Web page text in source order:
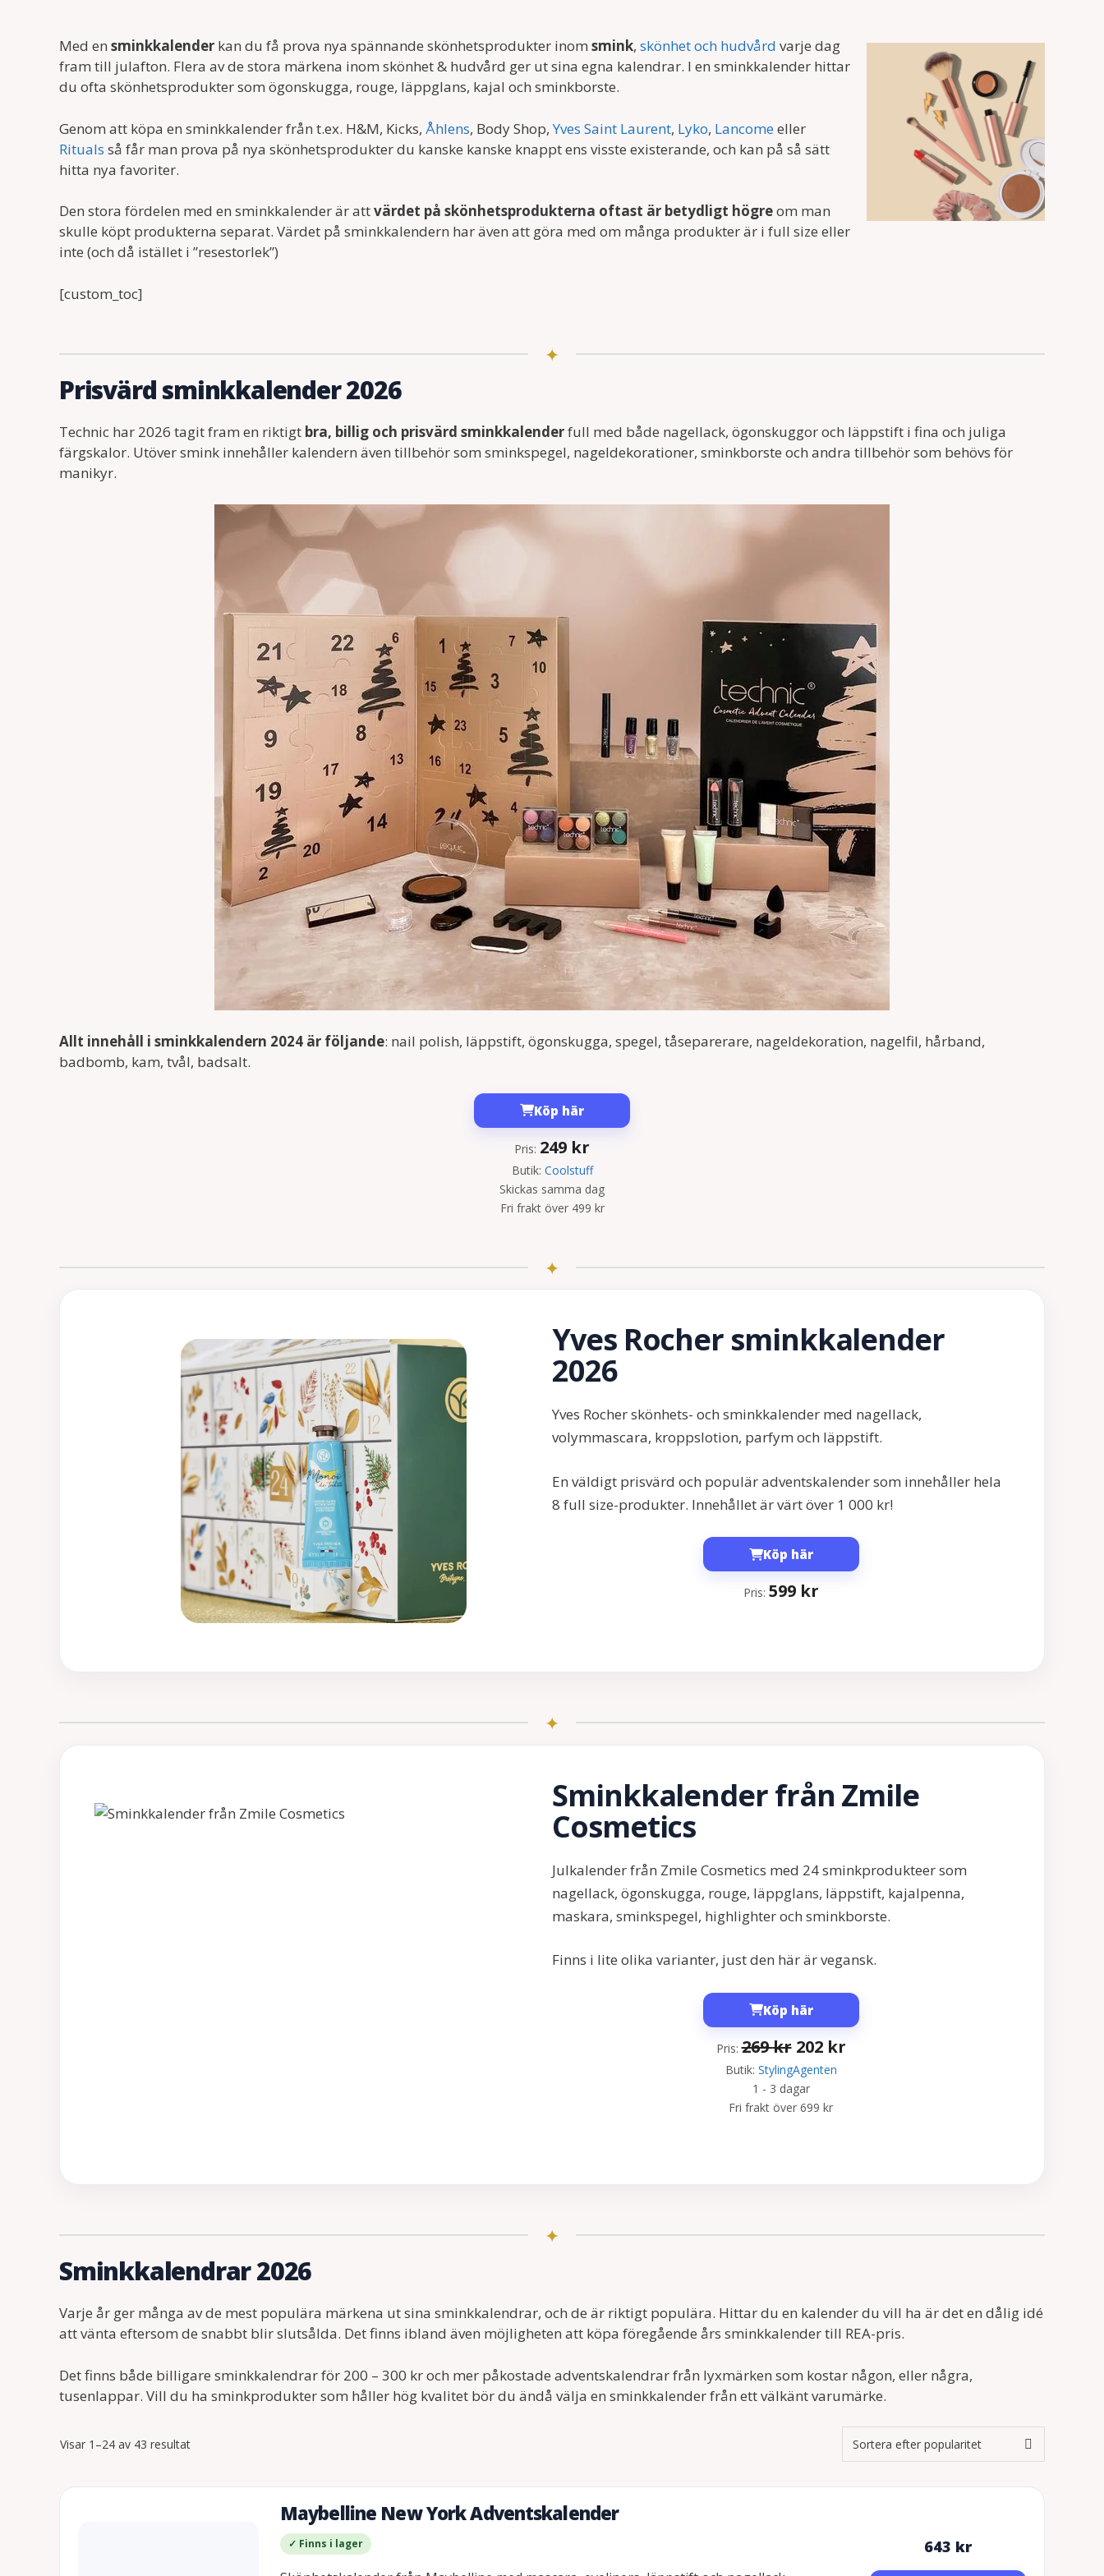
Med en sminkkalender kan du få prova nya spännande skönhetsprodukter inom smink, skönhet och hudvård varje dag
fram till julafton. Flera av de stora märkena inom skönhet & hudvård ger ut sina egna kalendrar. I en sminkkalender hittar
du ofta skönhetsprodukter som ögonskugga, rouge, läppglans, kajal och sminkborste.
Genom att köpa en sminkkalender från t.ex. H&M, Kicks, Åhlens, Body Shop,Yves Saint Laurent, Lyko, Lancomeeller
Rituals så får man prova på nya skönhetsprodukter du kanske kanske knappt ens visste existerande, och kan på så sätt
hitta nya favoriter.
Den stora fördelen med en sminkkalender är attvärdet på skönhetsprodukterna oftast är betydligt högreom man
skulle köpt produkterna separat. Värdet på sminkkalendern har även att göra med om många produkter är i full size eller
inte (och då istället i ”resestorlek”)
[custom_toc]
Prisvärd sminkkalender 2026
Technic har 2026 tagit fram en riktigt bra, billig och prisvärd sminkkalenderfull med både nagellack, ögonskuggor och läppstift i fina och juliga
färgskalor. Utöver smink innehåller kalendern även tillbehör som sminkspegel, nageldekorationer, sminkborste och andra tillbehör som behövs för
manikyr.
Allt innehåll i sminkkalendern 2024 är följande: nail polish, läppstift, ögonskugga, spegel, tåseparerare, nageldekoration, nagelfil, hårband,
badbomb, kam, tvål, badsalt.
Köp här
Pris: 249 kr
Butik: Coolstuff
Skickas samma dag
Fri frakt över 499 kr
Yves Rocher sminkkalender
2026
Yves Rocher skönhets- och sminkkalender med nagellack,
volymmascara, kroppslotion, parfym och läppstift.
En väldigt prisvärd och populär adventskalender som innehåller hela
8 full size-produkter. Innehållet är värt över 1 000 kr!
Köp här
Pris: 599 kr
Sminkkalender från Zmile
Cosmetics
Julkalender från Zmile Cosmetics med 24 sminkprodukteer som
nagellack, ögonskugga, rouge, läppglans, läppstift, kajalpenna,
maskara, sminkspegel, highlighter och sminkborste.
Finns i lite olika varianter, just den här är vegansk.
Köp här
Pris:269kr D
e
t
u
u
l
i
a
s
202 krD
a
e
p
i
e
t
ä
Butik: StylingAgenten
1 - 3 dagar
Fri frakt över 699 kr
Sminkkalendrar 2026
Varje år ger många av de mest populära märkena ut sina sminkkalendrar, och de är riktigt populära. Hittar du en kalender du vill ha är det en dålig idé
att vänta eftersom de snabbt blir slutsålda. Det finns ibland även möjligheten att köpa föregående års sminkkalender till REA-pris.
Det finns både billigare sminkkalendrar för 200 – 300 kr och mer påkostade adventskalendrar från lyxmärken som kostar någon, eller några,
tusenlappar. Vill du ha sminkprodukter som håller hög kvalitet bör du ändå välja en sminkkalender från ett välkänt varumärke.
Visar 1–24 av 43 resultat
Maybelline New York Adventskalender
✓ Finns i lager 643 kr